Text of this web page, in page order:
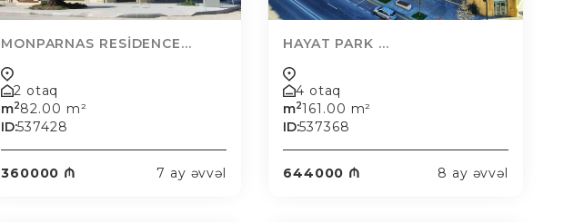
MONPARNAS RESİDENCE...
2 otaq
m282.00 m²
ID:537428
360000 ₼ 7 ay əvvəl
HAYAT PARK ...
4 otaq
m2161.00 m²
ID:537368
644000 ₼ 8 ay əvvəl